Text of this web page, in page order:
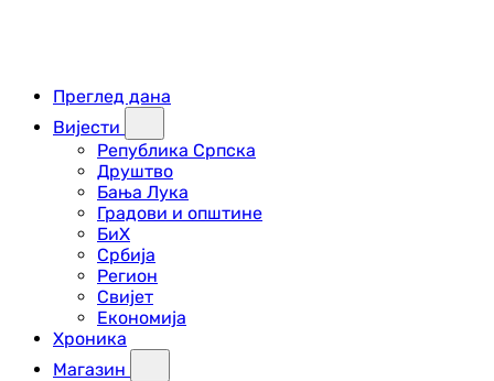
Преглед дана
Вијести
Република Српска
Друштво
Бања Лука
Градови и општине
БиХ
Србија
Регион
Свијет
Економија
Хроника
Магазин